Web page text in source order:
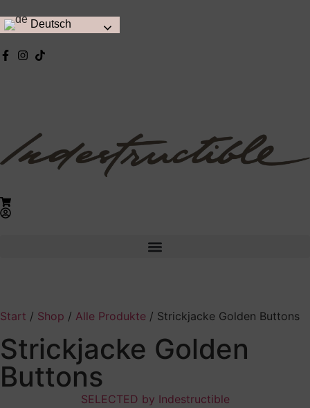
Deutsch
Start / Shop / Alle Produkte / Strickjacke Golden Buttons
Strickjacke Golden
Buttons
SELECTED by Indestructible